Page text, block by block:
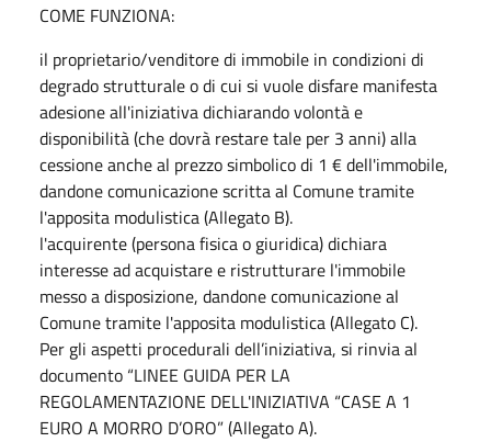
COME FUNZIONA:
il proprietario/venditore di immobile in condizioni di
degrado strutturale o di cui si vuole disfare manifesta
adesione all'iniziativa dichiarando volontà e
disponibilità (che dovrà restare tale per 3 anni) alla
cessione anche al prezzo simbolico di 1 € dell'immobile,
dandone comunicazione scritta al Comune tramite
l'apposita modulistica (Allegato B).
l'acquirente (persona fisica o giuridica) dichiara
interesse ad acquistare e ristrutturare l'immobile
messo a disposizione, dandone comunicazione al
Comune tramite l'apposita modulistica (Allegato C).
Per gli aspetti procedurali dell’iniziativa, si rinvia al
documento “LINEE GUIDA PER LA
REGOLAMENTAZIONE DELL'INIZIATIVA “CASE A 1
EURO A MORRO D’ORO” (Allegato A).